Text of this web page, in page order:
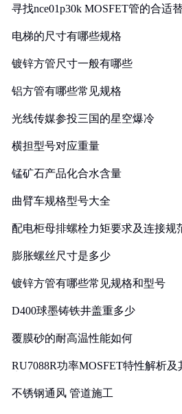
寻找nce01p30k MOSFET管的合适
电梯的尺寸有哪些规格
镀锌方管尺寸一般有哪些
铝方管有哪些常见规格
光线传媒参投三国的星空爆冷
横担型号对应重量
锰矿石产品化合水含量
曲臂车规格型号大全
配电柜母排螺栓力矩要求及连接规
膨胀螺丝尺寸是多少
镀锌方管有哪些常见规格和型号
D400球墨铸铁井盖重多少
覆膜砂的耐高温性能如何
RU7088R功率MOSFET特性解析
不锈钢通风 管道施工